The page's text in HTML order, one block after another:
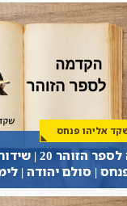
אליהו פנחס
הקדמה לספר
| סולם יהודה |